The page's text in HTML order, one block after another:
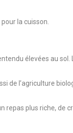
la cuisson.
élevées au
de l’agriculture
repas plus riche, de